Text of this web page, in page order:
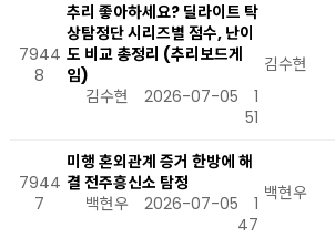
7944
8
추리 좋아하세요? 딜라이트 탁
상탐정단 시리즈별 점수, 난이
도 비교 총정리 (추리보드게
임)
김수현
2026-07-05
1
51
김수현
7944
7
미행 혼외관계 증거 한방에 해
결 전주흥신소 탐정
백현우
2026-07-05
1
47
백현우